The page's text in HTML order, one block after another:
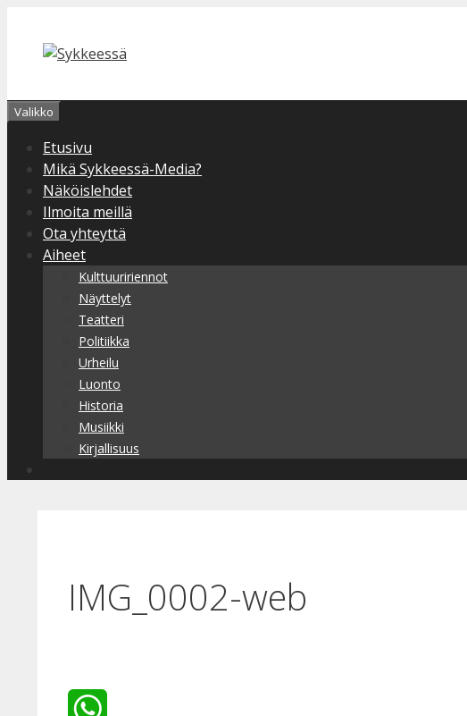
sisältöön
Valikko
Etusivu
Mikä Sykkeessä-Media?
Näköislehdet
Ilmoita meillä
Ota yhteyttä
Aiheet
Kulttuuririennot
Näyttelyt
Teatteri
Politiikka
Urheilu
Luonto
Historia
Musiikki
Kirjallisuus
IMG_0002-web